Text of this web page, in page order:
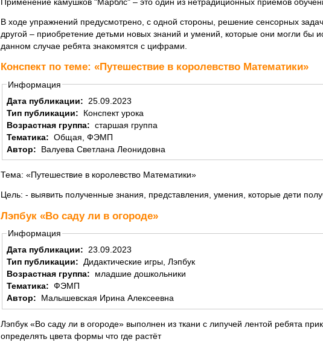
В ходе упражнений предусмотрено, с одной стороны, решение сенсорных
другой – приобретение детьми новых знаний и умений, которые они могли бы
данном случае ребята знакомятся с цифрами.
Конспект по теме: «Путешествие в королевство Математики»
Информация
Дата публикации:
25.09.2023
Тип публикации:
Конспект урока
Возрастная группа: старшая группа
Тематика: Общая, ФЭМП
Автор:
Валуева Светлана Леонидовна
Тема: «Путешествие в королевство Математики»
Цель: - выявить полученные знания, представления, умения, которые дети
Лэпбук «Во саду ли в огороде»
Информация
Дата публикации: 23.09.2023
Тип публикации: Дидактические игры, Лэпбук
Возрастная группа:
младшие дошкольники
Тематика: ФЭМП
Автор:
Малышевская Ирина Алексеевна
Лэпбук «Во саду ли в огороде» выполнен из ткани с липучей лентой ребята
определять цвета формы что где растёт